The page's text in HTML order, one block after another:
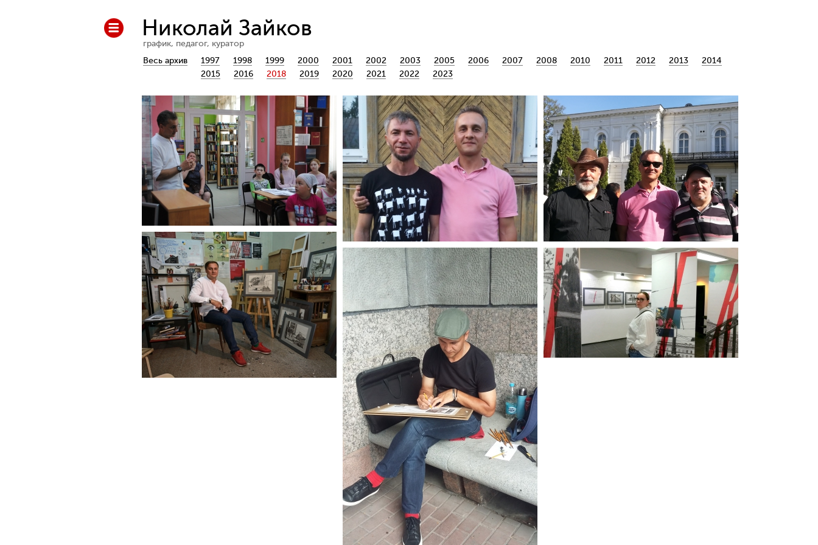
Николай Зайков
график, педагог, куратор
Весь архив
1997 1998 1999 2000 2001 2002 2003 2005 2006 2007 2008 2010 2011 2012 2013
2014
2015
2016 2018 2019 2020 2021 2022 2023